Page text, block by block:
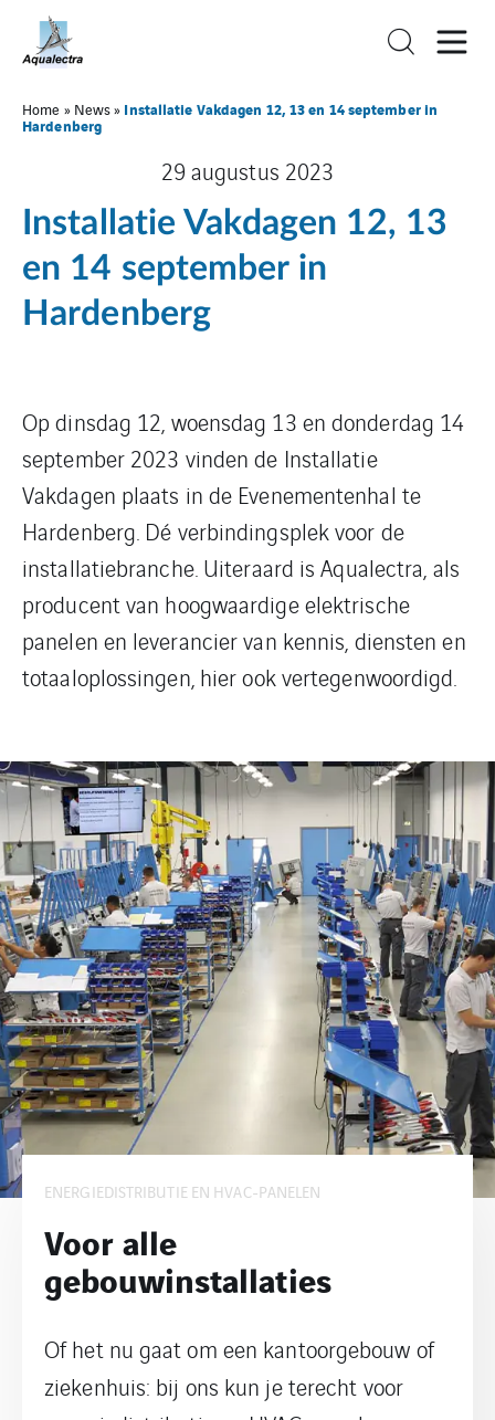
Home » News» Installatie Vakdagen 12, 13 en 14 september in
Hardenberg
29 augustus 2023
Installatie Vakdagen 12, 13
en 14 september in
Hardenberg
Op dinsdag 12, woensdag 13 en donderdag 14
september 2023 vinden de Installatie
Vakdagen plaats in de Evenementenhal te
Hardenberg. Dé verbindingsplek voor de
installatiebranche. Uiteraard is Aqualectra, als
producent van hoogwaardige elektrische
panelen en leverancier van kennis, diensten en
totaaloplossingen, hier ook vertegenwoordigd.
ENERGIEDISTRIBUTIE EN HVAC-PANELEN
Voor alle
gebouwinstallaties
Of het nu gaat om een kantoorgebouw of
ziekenhuis: bij ons kun je terecht voor